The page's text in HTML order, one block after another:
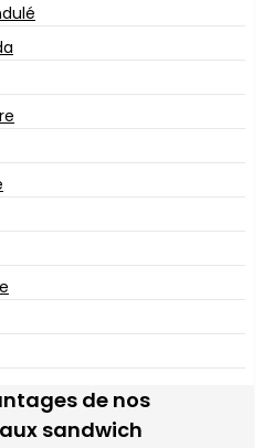
de nos
sandwich